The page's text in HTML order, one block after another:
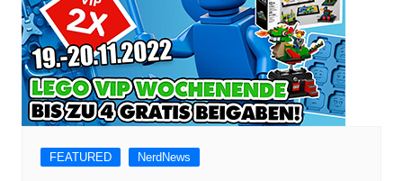
FEATURED NerdNews